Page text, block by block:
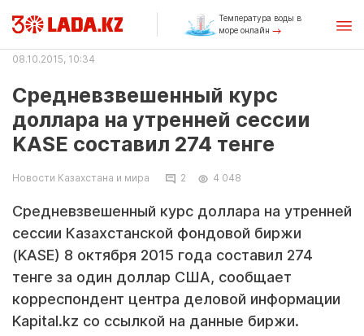
Температура воды в
море онлайн
08.10.2015, 10:34
Средневзвешенный курс
доллара на утренней сессии
KASE составил 274 тенге
Новости Казахстана и мира 2 4 048
Средневзвешенный курс доллара на утренней
сессии Казахстанской фондовой биржи
(KASE) 8 октября 2015 года составил 274
тенге за один доллар США, сообщает
корреспондент центра деловой информации
Kapital.kz со ссылкой на данные биржи.